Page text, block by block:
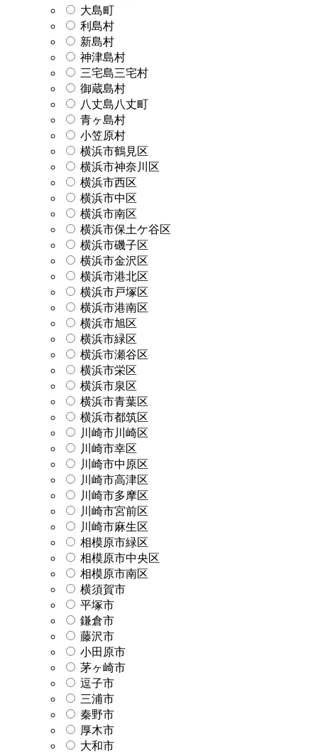
大島町
利島村
新島村
神津島村
三宅島三宅村
御蔵島村
八丈島八丈町
青ヶ島村
小笠原村
横浜市鶴見区
横浜市神奈川区
横浜市西区
横浜市中区
横浜市南区
横浜市保土ケ谷区
横浜市磯子区
横浜市金沢区
横浜市港北区
横浜市戸塚区
横浜市港南区
横浜市旭区
横浜市緑区
横浜市瀬谷区
横浜市栄区
横浜市泉区
横浜市青葉区
横浜市都筑区
川崎市川崎区
川崎市幸区
川崎市中原区
川崎市高津区
川崎市多摩区
川崎市宮前区
川崎市麻生区
相模原市緑区
相模原市中央区
相模原市南区
横須賀市
平塚市
鎌倉市
藤沢市
小田原市
茅ヶ崎市
逗子市
三浦市
秦野市
厚木市
大和市